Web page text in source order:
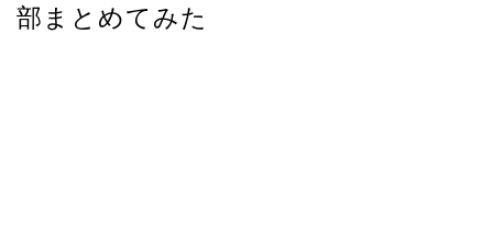
部まとめてみた